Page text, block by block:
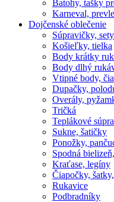
Batohy, tašky
Karneval,
Dojčenské oblečenie
Súpravičky,
Košieľky, tielka
Body krátky
Body dlhý
Vtipné body,
Dupačky,
Overály,
Tričká
Teplákové
Sukne, šatičky
Ponožky,
Spodná
Kraťase, legíny
Čiapočky,
Rukavice
Podbradníky